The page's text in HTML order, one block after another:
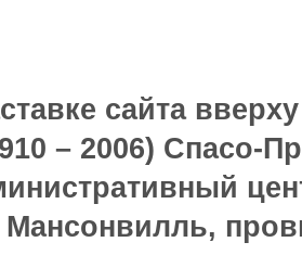
сайта
– 2006) Спасо-
Мансонвилль,